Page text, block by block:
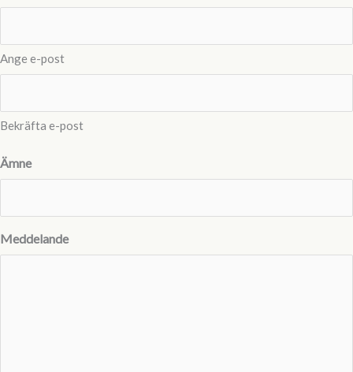
Ange e-post
Bekräfta e-post
Ämne
Meddelande